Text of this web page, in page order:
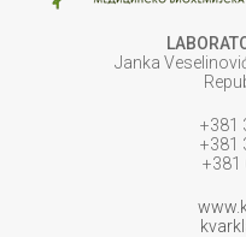
Janka
+381
+381
+381